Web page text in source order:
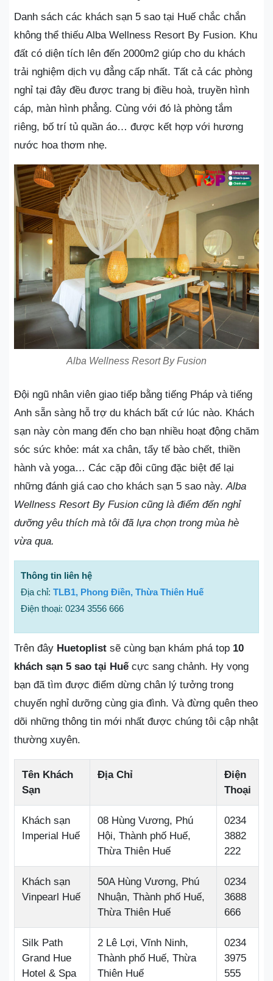
Danh sách các khách sạn 5 sao tại Huế chắc chắn
không thể thiếu Alba Wellness Resort By Fusion. Khu
đất có diện tích lên đến 2000m2 giúp cho du khách
trải nghiệm dịch vụ đẳng cấp nhất. Tất cả các phòng
nghỉ tại đây đều được trang bị điều hoà, truyền hình
cáp, màn hình phẳng. Cùng với đó là phòng tắm
riêng, bố trí tủ quần áo… được kết hợp với hương
nước hoa thơm nhẹ.
Alba Wellness Resort By Fusion
Đội ngũ nhân viên giao tiếp bằng tiếng Pháp và tiếng
Anh sẵn sàng hỗ trợ du khách bất cứ lúc nào. Khách
sạn này còn mang đến cho bạn nhiều hoạt động chăm
sóc sức khỏe: mát xa chân, tẩy tế bào chết, thiền
hành và yoga… Các cặp đôi cũng đặc biệt để lại
những đánh giá cao cho khách sạn 5 sao này. Alba
Wellness Resort By Fusion cũng là điểm đến nghỉ
dưỡng yêu thích mà tôi đã lựa chọn trong mùa hè
vừa qua.
Thông tin liên hệ
Địa chỉ: TLB1, Phong Điền, Thừa Thiên Huế
Điện thoại: 0234 3556 666
Trên đây Huetoplist sẽ cùng bạn khám phá top 10
khách sạn 5 sao tại Huếcực sang chảnh. Hy vọng
bạn đã tìm được điểm dừng chân lý tưởng trong
chuyến nghỉ dưỡng cùng gia đình. Và đừng quên theo
dõi những thông tin mới nhất được chúng tôi cập nhật
thường xuyên.
Tên Khách
Sạn
Địa Chỉ
Điện
Thoại
Khách sạn
Imperial Huế
08 Hùng Vương, Phú
Hội, Thành phố Huế,
Thừa Thiên Huế
0234
3882
222
Khách sạn
Vinpearl Huế
50A Hùng Vương, Phú
Nhuận, Thành phố Huế,
Thừa Thiên Huế
0234
3688
666
Silk Path
Grand Hue
Hotel & Spa
2 Lê Lợi, Vĩnh Ninh,
Thành phố Huế, Thừa
Thiên Huế
0234
3975
555